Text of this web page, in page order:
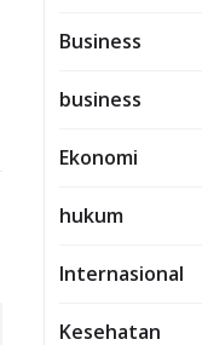
Business
business
Ekonomi
hukum
Internasional
Kesehatan